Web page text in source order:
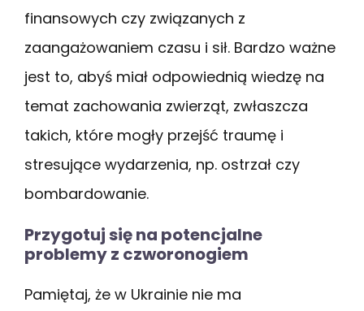
finansowych czy związanych z
zaangażowaniem czasu i sił. Bardzo ważne
jest to, abyś miał odpowiednią wiedzę na
temat zachowania zwierząt, zwłaszcza
takich, które mogły przejść traumę i
stresujące wydarzenia, np. ostrzał czy
bombardowanie.
Przygotuj się na potencjalne
problemy z czworonogiem
Pamiętaj, że w Ukrainie nie ma